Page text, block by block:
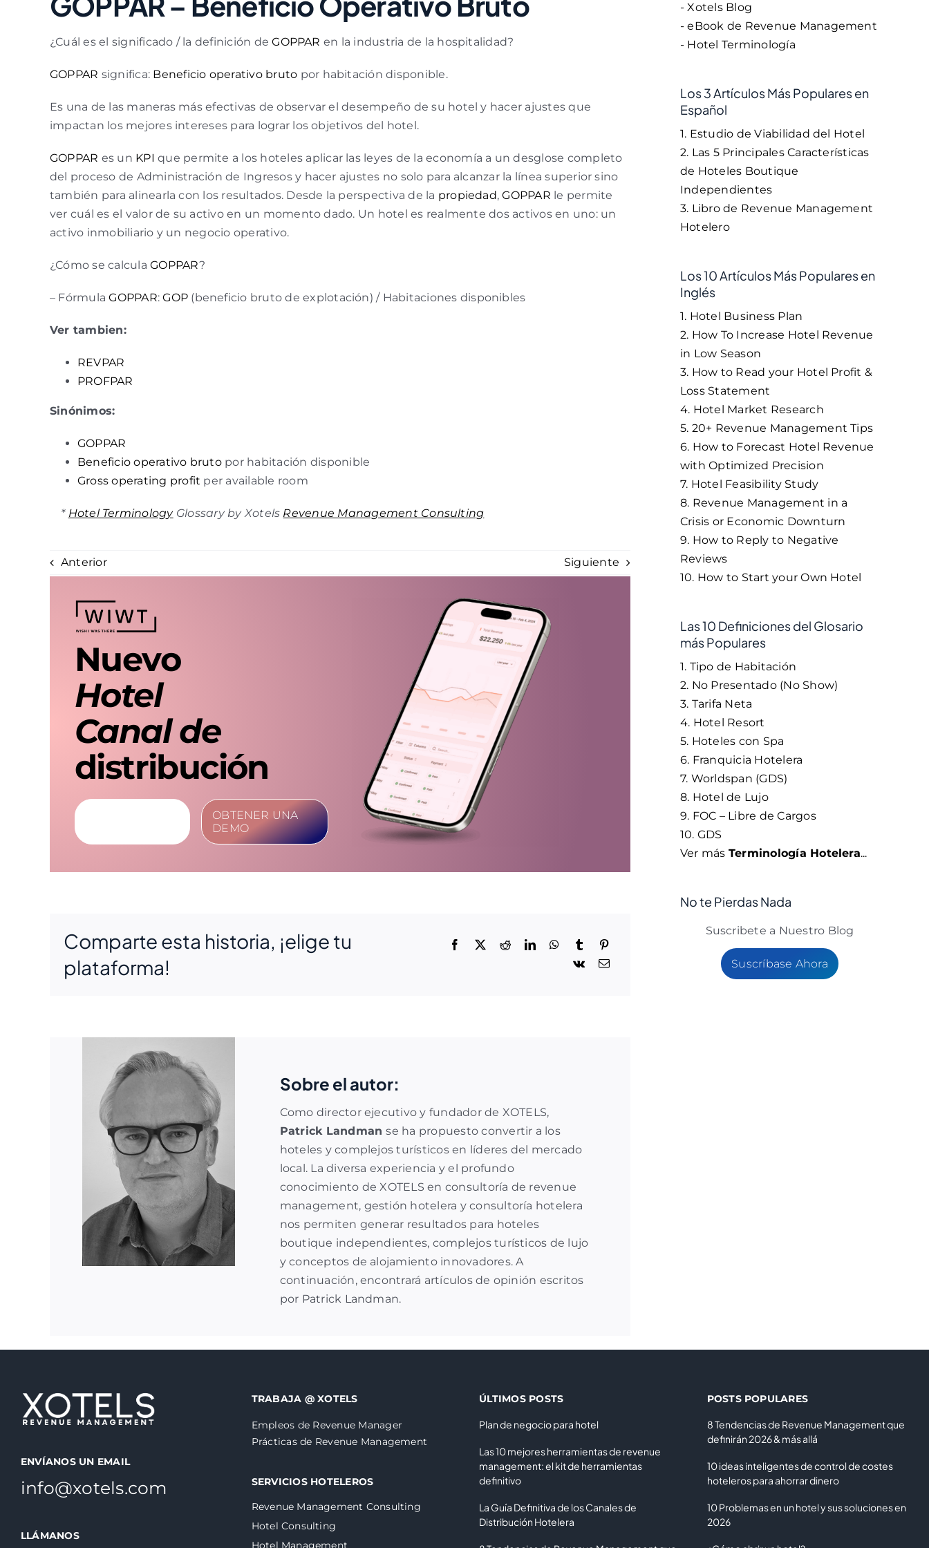
¿Cuál es el significado / la definición deGOPPAR en la industria de la hospitalidad?
GOPPAR significa: Beneficio operativo bruto por habitación disponible.
Es una de las maneras más efectivas de observar el desempeño de su hotel y hacer ajustes que
impactan los mejores intereses para lograr los objetivos del hotel.
GOPPAR es un KPI que permite a los hoteles aplicar las leyes de la economía a un desglose completo
del proceso de Administración de Ingresos y hacer ajustes no solo para alcanzar la línea superior sino
también para alinearla con los resultados. Desde la perspectiva de la propiedad,GOPPAR le permite
ver cuál es el valor de su activo en un momento dado. Un hotel es realmente dos activos en uno: un
activo inmobiliario y un negocio operativo.
¿Cómo se calculaGOPPAR?
– FórmulaGOPPAR:GOP (beneficio bruto de explotación) / Habitaciones disponibles
Ver tambien:
REVPAR
PROFPAR
Sinónimos:
GOPPAR
Beneficio operativo brutopor habitación disponible
Gross operating profit per available room
* Hotel TerminologyGlossary by Xotels Revenue Management Consulting
Anterior Siguiente
Nuevo
Hotel
Canal de
distribución
OBTENER UNA
DEMO
Comparte esta historia, ¡elige tu
plataforma!
Sobre el autor:
Como director ejecutivo y fundador de XOTELS,
Patrick Landmanse ha propuesto convertir a los
hoteles y complejos turísticos en líderes del mercado
local. La diversa experiencia y el profundo
conocimiento de XOTELS en consultoría de revenue
management, gestión hotelera yconsultoría hotelera
nos permiten generar resultados para hoteles
boutique independientes, complejos turísticos de lujo
y conceptos de alojamiento innovadores. A
continuación, encontrará artículos de opinión escritos
por Patrick Landman.
- Xotels Blog
- eBook de Revenue Management
- Hotel Terminología
Los 3 Artículos Más Populares en
Español
1. Estudio de Viabilidad del Hotel
2. Las 5 Principales Características
de Hoteles Boutique
Independientes
3. Libro de Revenue Management
Hotelero
Los 10 Artículos Más Populares en
Inglés
1. Hotel Business Plan
2. How To Increase Hotel Revenue
in Low Season
3. How to Read your Hotel Profit &
Loss Statement
4. Hotel Market Research
5. 20+ Revenue Management Tips
6. How to Forecast Hotel Revenue
with Optimized Precision
7. Hotel Feasibility Study
8. Revenue Management in a
Crisis or Economic Downturn
9. How to Reply to Negative
Reviews
10. How to Start your Own Hotel
Las 10 Definiciones del Glosario
más Populares
1. Tipo de Habitación
2. No Presentado (No Show)
3. Tarifa Neta
4. Hotel Resort
5. Hoteles con Spa
6. Franquicia Hotelera
7. Worldspan (GDS)
8. Hotel de Lujo
9. FOC – Libre de Cargos
10. GDS
Ver más Terminología Hotelera...
No te Pierdas Nada
Suscribete a Nuestro Blog
Suscríbase Ahora
ENVÍANOS UN EMAIL
info@xotels.com
LLÁMANOS
TRABAJA @ XOTELS
Empleos de Revenue Manager
Prácticas de Revenue Management
SERVICIOS HOTELEROS
Revenue Management Consulting
Hotel Consulting
Hotel Management
ÚLTIMOS POSTS
Plan de negocio para hotel
Las 10 mejores herramientas de revenue
management: el kit de herramientas
definitivo
La Guía Definitiva de los Canales de
Distribución Hotelera
POSTS POPULARES
8 Tendencias de Revenue Management que
definirán 2026 & más allá
10 ideas inteligentes de control de costes
hoteleros para ahorrar dinero
10 Problemas en un hotel y sus soluciones en
2026